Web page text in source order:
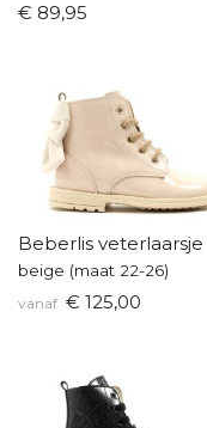
€ 89,95
Beberlis veterlaarsje
beige (maat 22-26)
vanaf € 125,00